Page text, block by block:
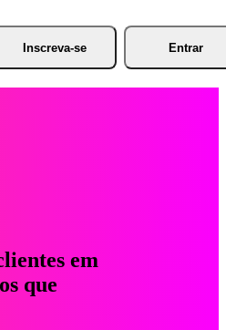
Inscreva-se Entrar
em
que